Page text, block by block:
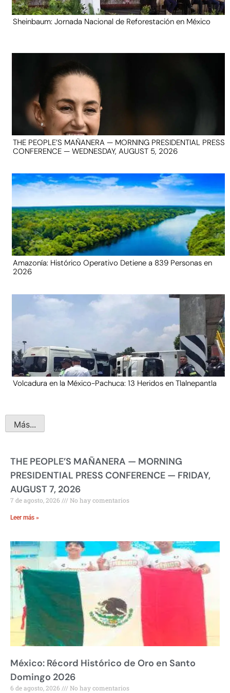
Sheinbaum: Jornada Nacional de Reforestación en México
THE PEOPLE’S MAÑANERA — MORNING PRESIDENTIAL PRESS
CONFERENCE — WEDNESDAY, AUGUST 5, 2026
Amazonía: Histórico Operativo Detiene a 839 Personas en
2026
Volcadura en la México-Pachuca: 13 Heridos en Tlalnepantla
Más...
THE PEOPLE’S MAÑANERA — MORNING
PRESIDENTIAL PRESS CONFERENCE — FRIDAY,
AUGUST 7, 2026
7 de agosto, 2026 No hay comentarios
Leer más »
México: Récord Histórico de Oro en Santo
Domingo 2026
6 de agosto, 2026 No hay comentarios